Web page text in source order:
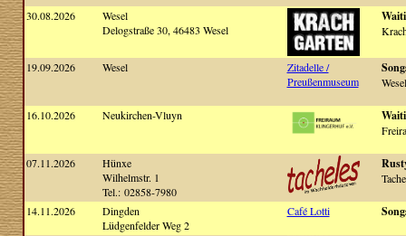
30.08.2026
Wesel
Delogstraße 30, 46483 Wesel
19.09.2026 Wesel
Zitadelle /
Preußenmuseum
16.10.2026 Neukirchen-Vluyn
07.11.2026
Hünxe
Wilhelmstr. 1
Tel.: 02858-7980
14.11.2026
Dingden
Lüdgenfelder Weg 2
Café Lotti